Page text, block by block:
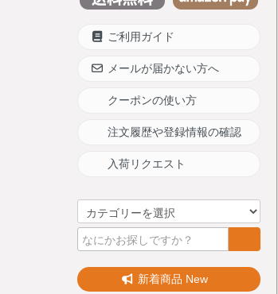
ご利用ガイド
メールが届かない方へ
クーポンの使い方
注文履歴や登録情報の確認
入荷リクエスト
新着商品 New